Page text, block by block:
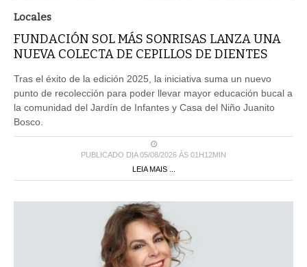
Locales
FUNDACIÓN SOL MÁS SONRISAS LANZA UNA
NUEVA COLECTA DE CEPILLOS DE DIENTES
Tras el éxito de la edición 2025, la iniciativa suma un nuevo
punto de recolección para poder llevar mayor educación bucal a
la comunidad del Jardín de Infantes y Casa del Niño Juanito
Bosco.
PUBLICADO DIA 05/08/2026 ÀS 01H12MIN
LEIA MAIS ...